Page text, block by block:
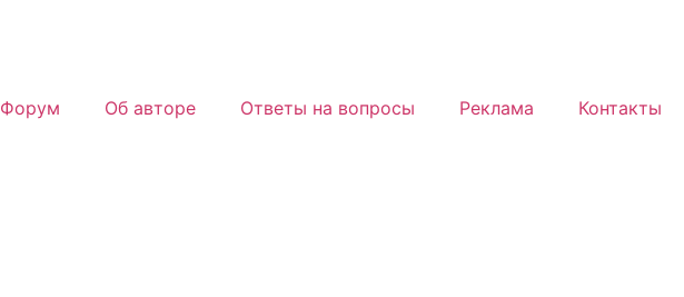
Форум
Об авторе Ответы на вопросы Реклама
Контакты